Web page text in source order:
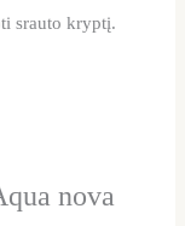
srauto kryptį.
nova